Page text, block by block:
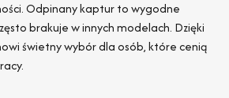
Odpinany kaptur to wygodne
brakuje w innych modelach. Dzięki
świetny wybór dla osób, które cenią